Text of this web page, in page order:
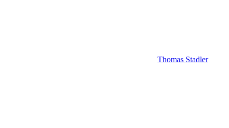
Thomas Stadler